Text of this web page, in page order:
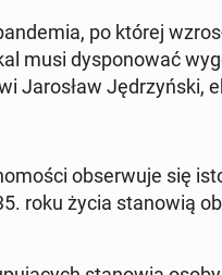
po której
musi dys­po­no­wać
Ja­ro­sław Ję­drzyń­ski,
ob­ser­wu­je się
roku życia sta­no­wią